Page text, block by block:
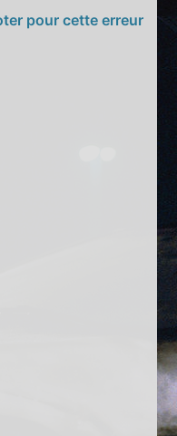
pour cette erreur